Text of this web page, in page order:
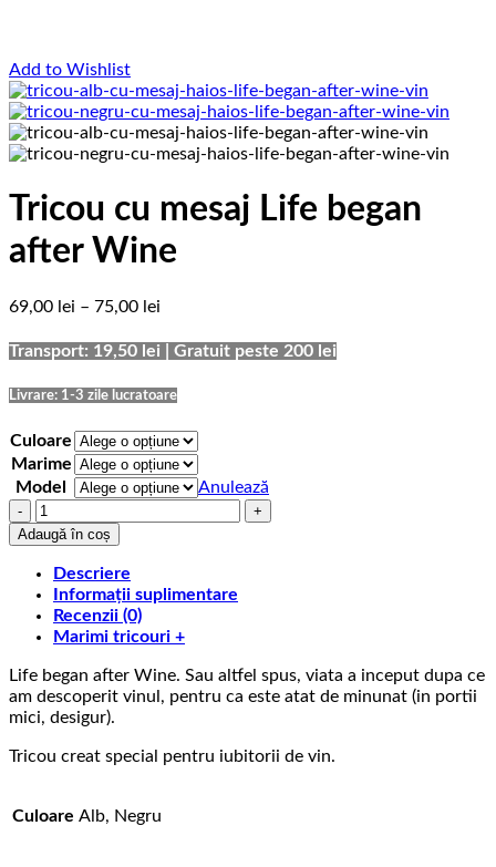
Add to Wishlist
Tricou cu mesaj Life began
after Wine
69,00 lei – 75,00 lei
prețuri:
până
75,00 lei
Transport: 19,50 lei | Gratuit peste 200 lei
Livrare: 1-3 zile lucratoare
Culoare
Marime
Model
Anulează
Cantitate
Tricou
cu
mesaj
Life
began
after
Adaugă în coș
Descriere
Informații suplimentare
Recenzii (0)
Marimi tricouri +
Life began after Wine. Sau altfel spus, viata a inceput dupa ce
am descoperit vinul, pentru ca este atat de minunat (in portii
mici, desigur).
Tricou creat special pentru iubitorii de vin.
Culoare Alb, Negru